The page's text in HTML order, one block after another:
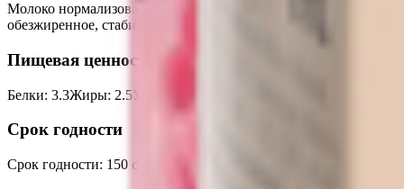
Молоко нормализованное, сахар, стабилизаторы
обезжиренное, стабилизаторы (ацетилированный
Пищевая ценность на 100г
Белки: 3.3Жиры: 2.5Углеводы
Срок годности
Срок годности: 150 суток